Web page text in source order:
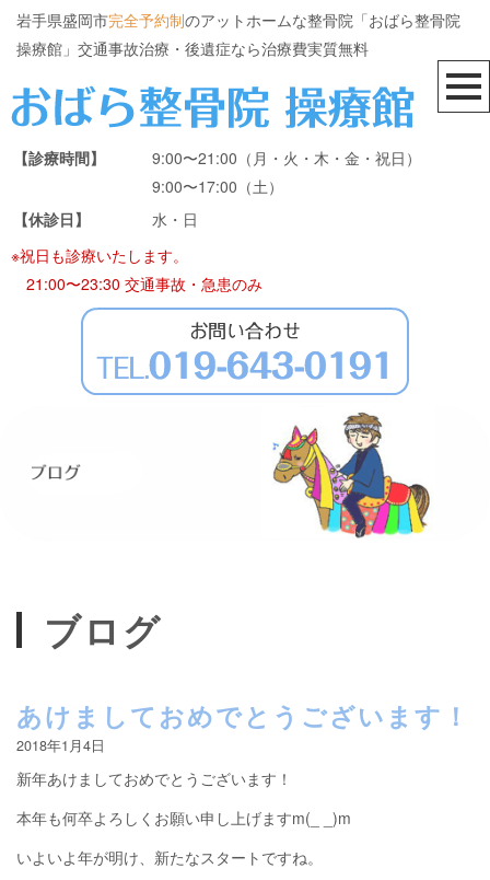
岩手県盛岡市完全予約制のアットホームな整骨院「おばら整骨院
操療館」交通事故治療・後遺症なら治療費実質無料
【診療時間】
9:00〜21:00（月・火・木・金・祝日）
9:00〜17:00（土）
【休診日】
水・日
※祝日も診療いたします。
21:00〜23:30 交通事故・急患のみ
ブログ
あけましておめでとうございます！
2018年1月4日
新年あけましておめでとうございます！
本年も何卒よろしくお願い申し上げますm(_ _)m
いよいよ年が明け、新たなスタートですね。